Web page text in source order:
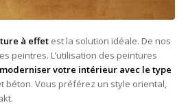
à effet est la solution idéale. De nos
peintres. L’utilisation des peintures
votre intérieur avec le type
béton. Vous préférez un style oriental,